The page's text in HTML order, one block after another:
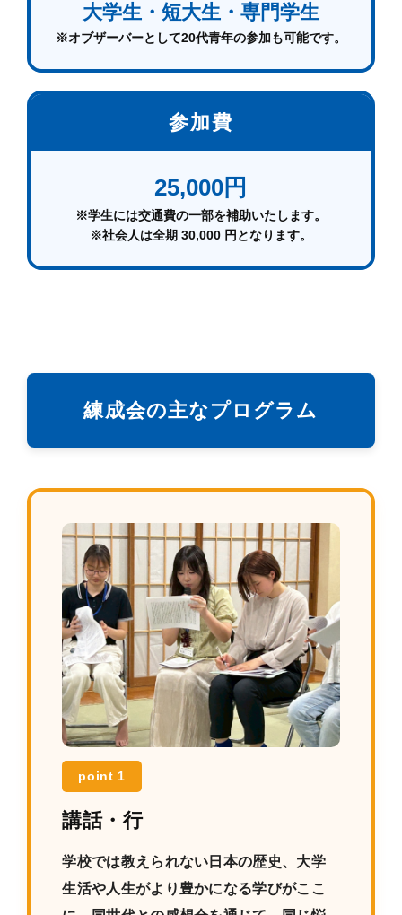
大学生・短大生・専門学生
※オブザーバーとして20代青年の参加も可能です。
参加費
25,000円
※学生には交通費の一部を補助いたします。
※社会人は全期 30,000 円となります。
練成会の主なプログラム
point 1
講話・行
学校では教えられない日本の歴史、大学
生活や人生がより豊かになる学びがここ